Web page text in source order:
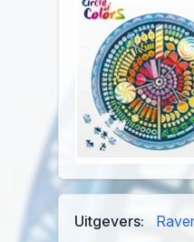
Uitgevers: